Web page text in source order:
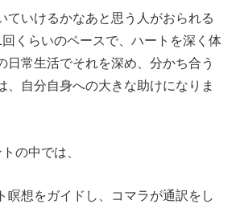
ていけるかなあと思う人がおられる
くらいのペースで、ハートを深く体
日常生活でそれを深め、分かち合う
、自分自身への大きな助けになりま
の中では、
瞑想をガイドし、コマラが通訳をし